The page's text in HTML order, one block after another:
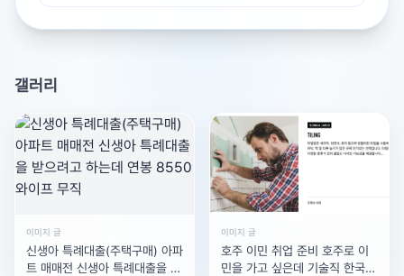
갤러리
이미지 글
신생아 특례대출(주택구매) 아파
트 매매전 신생아 특례대출을 받
이미지 글
호주 이민 취업 준비 호주로 이
민을 가고 싶은데 기술직 한국에